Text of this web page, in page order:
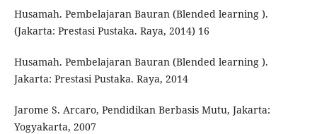
Husamah. Pembelajaran Bauran (Blended learning ).
(Jakarta: Prestasi Pustaka. Raya, 2014) 16
Husamah. Pembelajaran Bauran (Blended learning ).
Jakarta: Prestasi Pustaka. Raya, 2014
Jarome S. Arcaro, Pendidikan Berbasis Mutu, Jakarta:
Yogyakarta, 2007